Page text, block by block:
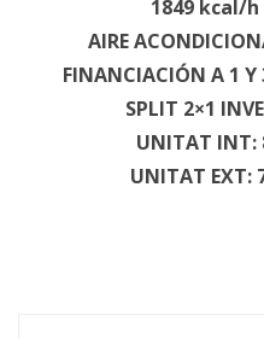
1849 kcal/
AIRE
FINANCIACIÓN A 1 Y
SPLIT 2×1
UNITAT INT:
UNITAT EXT: